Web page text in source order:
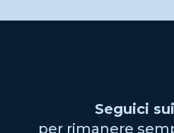
Seguici
per rimanere